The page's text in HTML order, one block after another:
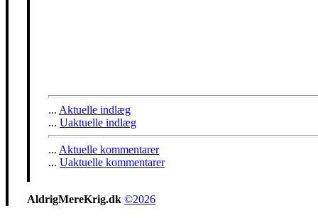
... Aktuelle indlæg
... Uaktuelle indlæg
... Aktuelle kommentarer
... Uaktuelle kommentarer
AldrigMereKrig.dk ©2026